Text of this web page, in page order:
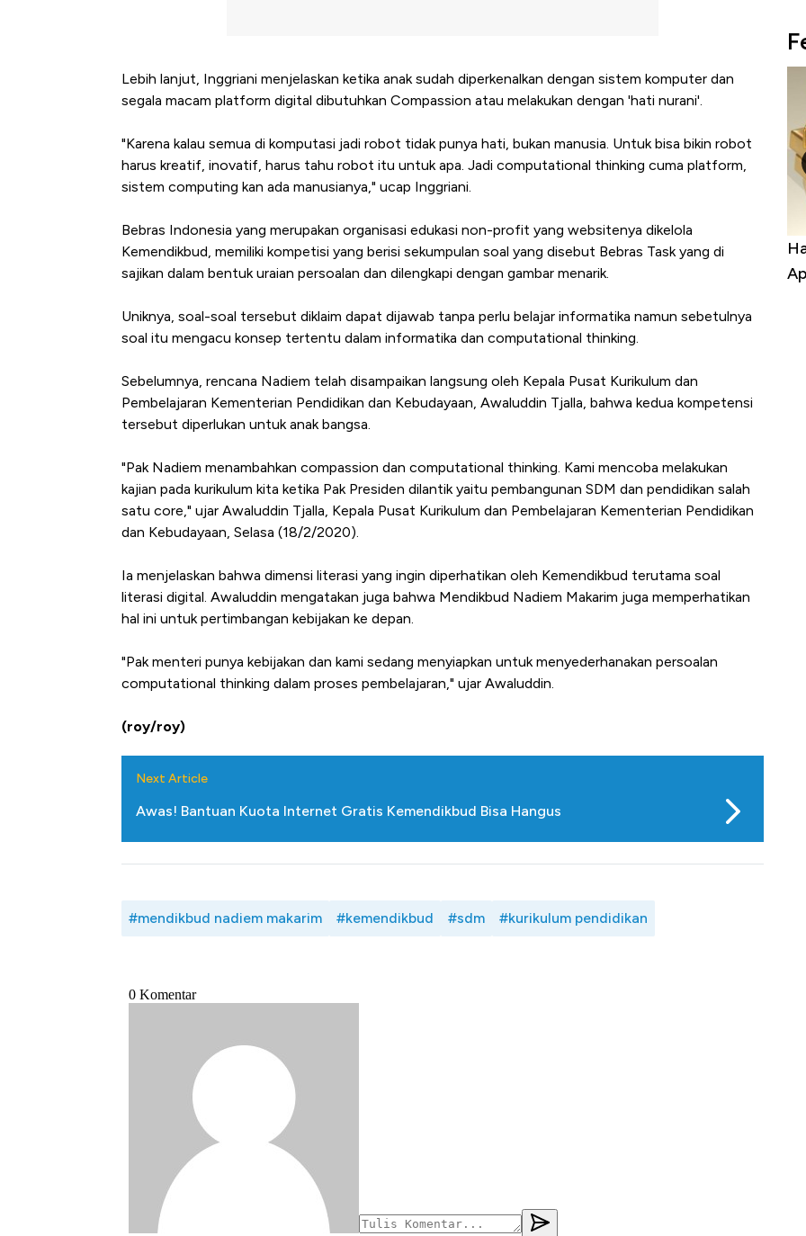
Lebih lanjut, Inggriani menjelaskan ketika anak sudah diperkenalkan dengan sistem komputer dan
segala macam platform digital dibutuhkan Compassion atau melakukan dengan 'hati nurani'.
"Karena kalau semua di komputasi jadi robot tidak punya hati, bukan manusia. Untuk bisa bikin robot
harus kreatif, inovatif, harus tahu robot itu untuk apa. Jadi computational thinking cuma platform,
sistem computing kan ada manusianya," ucap Inggriani.
Bebras Indonesia yang merupakan organisasi edukasi non-profit yang websitenya dikelola
Kemendikbud, memiliki kompetisi yang berisi sekumpulan soal yang disebut Bebras Task yang di
sajikan dalam bentuk uraian persoalan dan dilengkapi dengan gambar menarik.
Uniknya, soal-soal tersebut diklaim dapat dijawab tanpa perlu belajar informatika namun sebetulnya
soal itu mengacu konsep tertentu dalam informatika dan computational thinking.
Sebelumnya, rencana Nadiem telah disampaikan langsung oleh Kepala Pusat Kurikulum dan
Pembelajaran Kementerian Pendidikan dan Kebudayaan, Awaluddin Tjalla, bahwa kedua kompetensi
tersebut diperlukan untuk anak bangsa.
"Pak Nadiem menambahkan compassion dan computational thinking. Kami mencoba melakukan
kajian pada kurikulum kita ketika Pak Presiden dilantik yaitu pembangunan SDM dan pendidikan salah
satu core," ujar Awaluddin Tjalla, Kepala Pusat Kurikulum dan Pembelajaran Kementerian Pendidikan
dan Kebudayaan, Selasa (18/2/2020).
Ia menjelaskan bahwa dimensi literasi yang ingin diperhatikan oleh Kemendikbud terutama soal
literasi digital. Awaluddin mengatakan juga bahwa Mendikbud Nadiem Makarim juga memperhatikan
hal ini untuk pertimbangan kebijakan ke depan.
"Pak menteri punya kebijakan dan kami sedang menyiapkan untuk menyederhanakan persoalan
computational thinking dalam proses pembelajaran," ujar Awaluddin.
(roy/roy)
Next Article
Awas! Bantuan Kuota Internet Gratis Kemendikbud Bisa Hangus
#mendikbud nadiem makarim #kemendikbud #sdm #kurikulum pendidikan
Harga Batu Bara Bangkit, Ada Kabar
Baik Buat Pengusaha RI
Harga Emas Jatuh Usai Terbang 3 Hari,
Apa yang Sebenarnya Terjadi?